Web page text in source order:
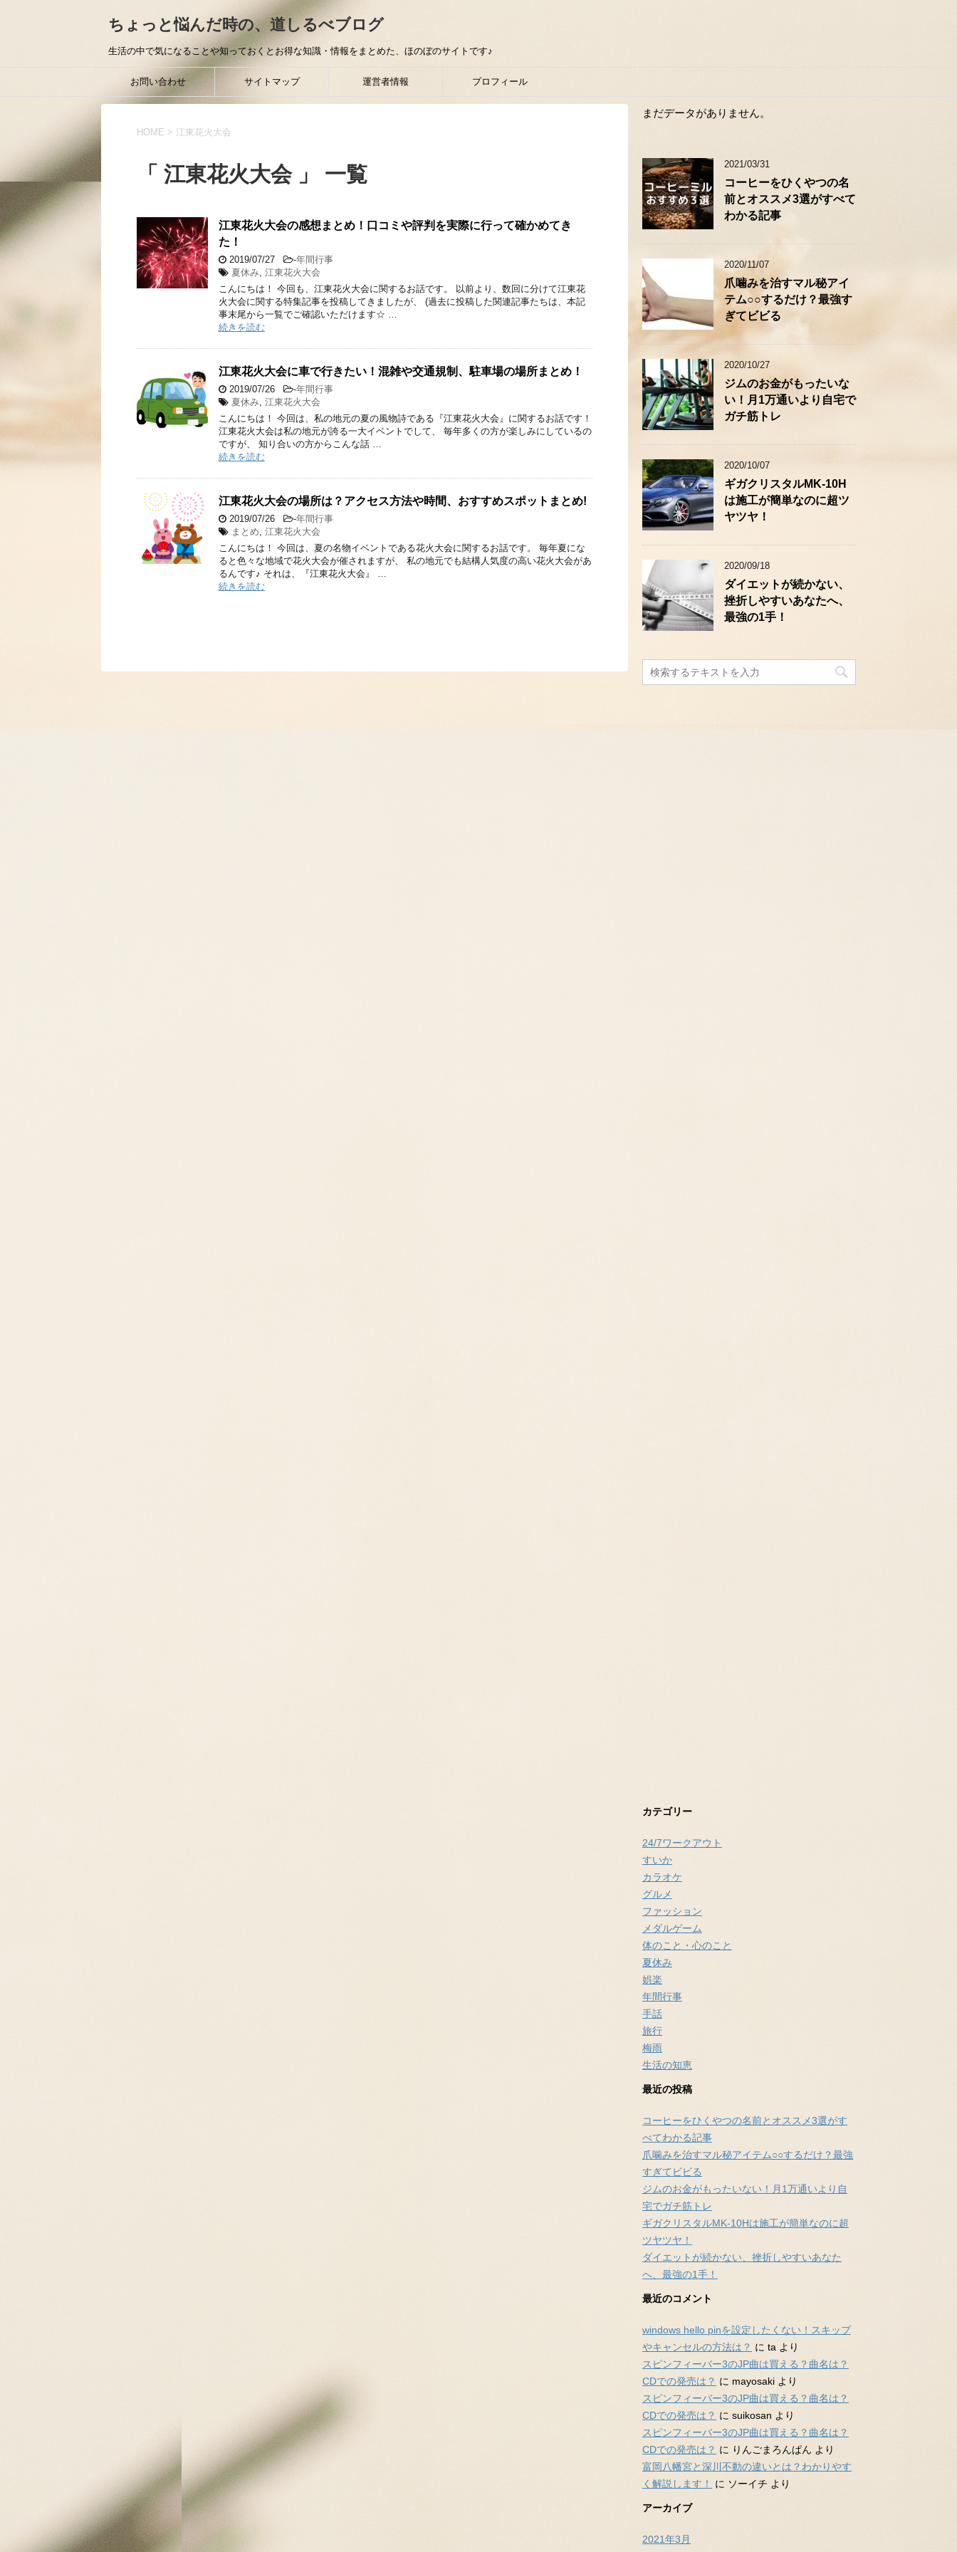
ちょっと悩んだ時の、道しるべブログ
生活の中で気になることや知っておくとお得な知識・情報をまとめた、ほのぼのサイトです♪
お問い合わせ サイトマップ 運営者情報 プロフィール
HOME > 江東花火大会
「 江東花火大会 」 一覧
江東花火大会の感想まとめ！口コミや評判を実際に行って確かめてき
た！
2019/07/27 -年間行事
夏休み, 江東花火大会
こんにちは！ 今回も、江東花火大会に関するお話です。 以前より、数回に分けて江東花
火大会に関する特集記事を投稿してきましたが、 (過去に投稿した関連記事たちは、本記
事末尾から一覧でご確認いただけます☆ …
続きを読む
江東花火大会に車で行きたい！混雑や交通規制、駐車場の場所まとめ！
2019/07/26 -年間行事
夏休み, 江東花火大会
こんにちは！ 今回は、私の地元の夏の風物詩である『江東花火大会』に関するお話です！
江東花火大会は私の地元が誇る一大イベントでして、 毎年多くの方が楽しみにしているの
ですが、 知り合いの方からこんな話 …
続きを読む
江東花火大会の場所は？アクセス方法や時間、おすすめスポットまとめ!
2019/07/26 -年間行事
まとめ, 江東花火大会
こんにちは！ 今回は、夏の名物イベントである花火大会に関するお話です。 毎年夏にな
ると色々な地域で花火大会が催されますが、 私の地元でも結構人気度の高い花火大会があ
るんです♪ それは、『江東花火大会』 …
続きを読む
まだデータがありません。
2021/03/31
コーヒーをひくやつの名
前とオススメ3選がすべて
わかる記事
2020/11/07
爪噛みを治すマル秘アイ
テム○○するだけ？最強す
ぎてビビる
2020/10/27
ジムのお金がもったいな
い！月1万通いより自宅で
ガチ筋トレ
2020/10/07
ギガクリスタルMK-10H
は施工が簡単なのに超ツ
ヤツヤ！
2020/09/18
ダイエットが続かない、
挫折しやすいあなたへ、
最強の1手！
カテゴリー
24/7ワークアウト
すいか
カラオケ
グルメ
ファッション
メダルゲーム
体のこと・心のこと
夏休み
娯楽
年間行事
手話
旅行
梅雨
生活の知恵
最近の投稿
コーヒーをひくやつの名前とオススメ3選がす
べてわかる記事
爪噛みを治すマル秘アイテム○○するだけ？最強
すぎてビビる
ジムのお金がもったいない！月1万通いより自
宅でガチ筋トレ
ギガクリスタルMK-10Hは施工が簡単なのに超
ツヤツヤ！
ダイエットが続かない、挫折しやすいあなた
へ、最強の1手！
最近のコメント
windows hello pinを設定したくない！スキップ
やキャンセルの方法は？ に ta より
スピンフィーバー3のJP曲は買える？曲名は？
CDでの発売は？ に mayosaki より
スピンフィーバー3のJP曲は買える？曲名は？
CDでの発売は？ に suikosan より
スピンフィーバー3のJP曲は買える？曲名は？
CDでの発売は？ に りんごまろんぱん より
富岡八幡宮と深川不動の違いとは？わかりやす
く解説します！
に ソーイチ より
アーカイブ
2021年3月